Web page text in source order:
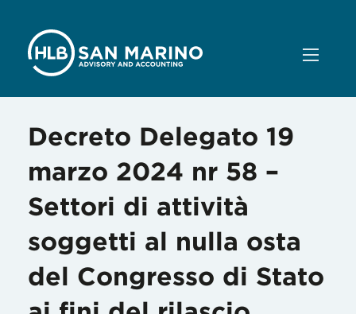
Decreto Delegato 19
marzo 2024 nr 58 –
Settori di attività
soggetti al nulla osta
del Congresso di Stato